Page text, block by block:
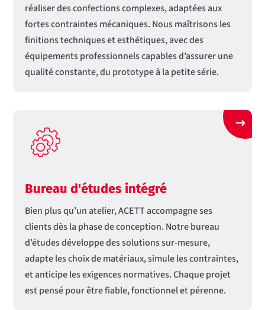
réaliser des confections complexes, adaptées aux
fortes contraintes mécaniques. Nous maîtrisons les
finitions techniques et esthétiques, avec des
équipements professionnels capables d’assurer une
qualité constante, du prototype à la petite série.
Bureau d'études intégré
Bien plus qu’un atelier, ACETT accompagne ses
clients dès la phase de conception. Notre bureau
d’études développe des solutions sur-mesure,
adapte les choix de matériaux, simule les contraintes,
et anticipe les exigences normatives. Chaque projet
est pensé pour être fiable, fonctionnel et pérenne.